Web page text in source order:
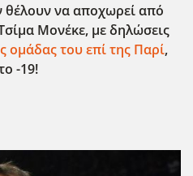
θέλουν να αποχωρεί από
Μονέκε, με δηλώσεις
ομάδας του επί της Παρί,
-19!